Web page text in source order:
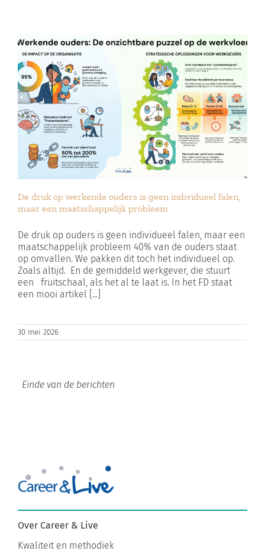
De druk op werkende ouders is geen individueel falen,
maar een maatschappelijk probleem
De druk op ouders is geen individueel falen, maar een
maatschappelijk probleem 40% van de ouders staat
op omvallen. We pakken dit toch het individueel op.
Zoals altijd. En de gemiddeld werkgever, die stuurt
een fruitschaal, als het al te laat is. In het FD staat
een mooi artikel [...]
30 mei 2026
Over Career & Live